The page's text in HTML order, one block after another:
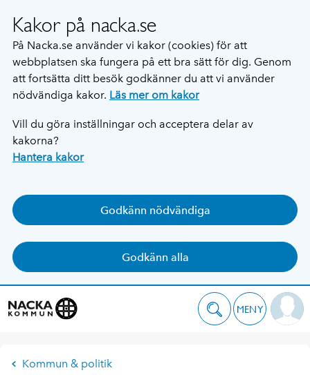
Kakor på nacka.se
På Nacka.se använder vi kakor (cookies) för att
webbplatsen ska fungera på ett bra sätt för dig. Genom
att fortsätta ditt besök godkänner du att vi använder
nödvändiga kakor. Läs mer om kakor
Vill du göra inställningar och acceptera delar av
kakorna?
Hantera kakor
Godkänn nödvändiga
Godkänn alla
MENY
Kommun & politik